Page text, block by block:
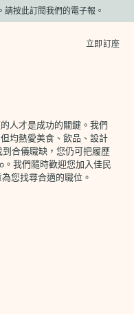
按此訂閱我們的電子報。
人才是成功的關鍵。我們
均熱愛美食、飲品、設計
合儀職缺，您仍可把履歷
我們隨時歡迎您加入佳民
您找尋合適的職位。